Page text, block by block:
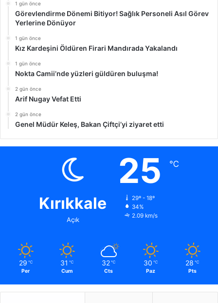
1 gün önce
Görevlendirme Dönemi Bitiyor! Sağlık Personeli Asıl Görev
Yerlerine Dönüyor
1 gün önce
Kız Kardeşini Öldüren Firari Mandırada Yakalandı
1 gün önce
Nokta Camii’nde yüzleri güldüren buluşma!
2 gün önce
Arif Nugay Vefat Etti
2 gün önce
Genel Müdür Keleş, Bakan Çiftçi’yi ziyaret etti
Kırıkkale
Açık
25 ℃
29º - 18º
34%
2.09 km/s
29 ℃
Per
31 ℃
Cum
32 ℃
Cts
30 ℃
Paz
28 ℃
Pts